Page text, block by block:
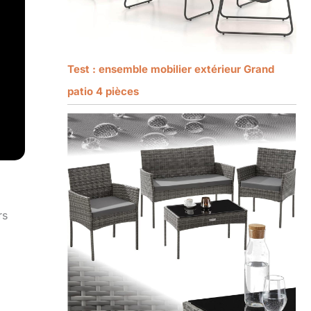
Test : ensemble mobilier extérieur Grand
patio 4 pièces